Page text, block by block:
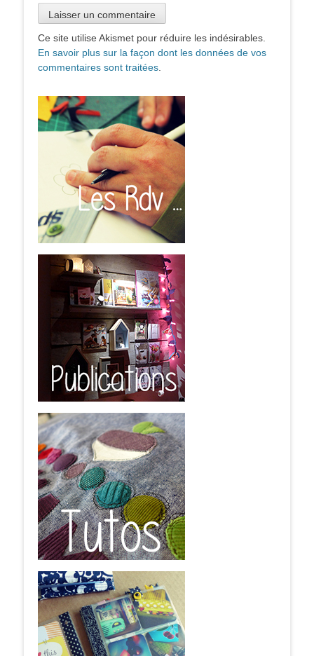
Ce site utilise Akismet pour réduire les indésirables.
En savoir plus sur la façon dont les données de vos
commentaires sont traitées